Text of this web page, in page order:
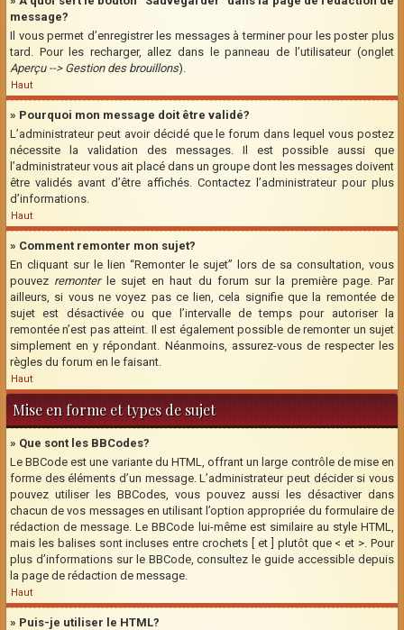
message?
Il vous permet d’enregistrer les messages à terminer pour les poster plus
tard. Pour les recharger, allez dans le panneau de l’utilisateur (onglet
Aperçu --> Gestion des brouillons).
Haut
» Pourquoi mon message doit être validé?
L’administrateur peut avoir décidé que le forum dans lequel vous postez
nécessite la validation des messages. Il est possible aussi que
l’administrateur vous ait placé dans un groupe dont les messages doivent
être validés avant d’être affichés. Contactez l’administrateur pour plus
d’informations.
Haut
» Comment remonter mon sujet?
En cliquant sur le lien “Remonter le sujet” lors de sa consultation, vous
pouvez remonterle sujet en haut du forum sur la première page. Par
ailleurs, si vous ne voyez pas ce lien, cela signifie que la remontée de
sujet est désactivée ou que l’intervalle de temps pour autoriser la
remontée n’est pas atteint. Il est également possible de remonter un sujet
simplement en y répondant. Néanmoins, assurez-vous de respecter les
règles du forum en le faisant.
Haut
Mise en forme et types de sujet
» Que sont les BBCodes?
Le BBCode est une variante du HTML, offrant un large contrôle de mise en
forme des éléments d’un message. L’administrateur peut décider si vous
pouvez utiliser les BBCodes, vous pouvez aussi les désactiver dans
chacun de vos messages en utilisant l’option appropriée du formulaire de
rédaction de message. Le BBCode lui-même est similaire au style HTML,
mais les balises sont incluses entre crochets [ et ] plutôt que < et >. Pour
plus d’informations sur le BBCode, consultez le guide accessible depuis
la page de rédaction de message.
Haut
» Puis-je utiliser le HTML?